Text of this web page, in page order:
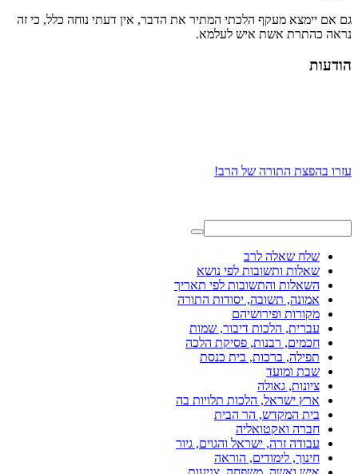
גם אם יימצא מעקף הלכתי המתיר את הדבר, אין דעתי נוחה כלל, כי זה
נראה כהתרת אשת איש לעלמא.
הודעות
עזרו בהפצת התורה של הרב!
שלח שאלה לרב
שאלות ותשובות לפי נושא
השאלות והתשובות לפי תאריך
אמונה, תשובה, יסודות התורה
מקורות ופירושיהם
עברית, הלכות דיבור, שמות
חכמים, רבנות, פסיקת הלכה
תפילה, ברכות, בית כנסת
שבת ומועד
ציונות, גאולה
ארץ ישראל, הלכות תלויות בה
בית המקדש, הר הבית
חברה ואקטואליה
עבודה זרה, ישראל והגוים, גיור
חינוך, לימודים, הוראה